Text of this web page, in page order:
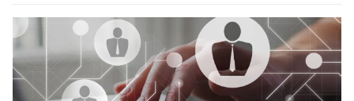
operazioni, bensì comporta […]